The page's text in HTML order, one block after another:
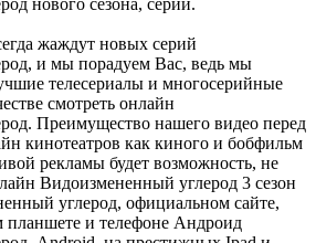
жаждут новых серий
и мы порадуем Вас, ведь мы
телесериалы и многосерийные
смотреть онлайн
Преимущество нашего видео перед
кинотеатров как киного и бобфильм
рекламы будет возможность, не
Видоизмененный углерод 3 сезон
углерод, официальном сайте,
планшете и телефоне Андроид